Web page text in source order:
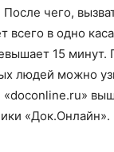
чего,
всего в одно
15 минут.
людей можно
«Док.Онлайн».